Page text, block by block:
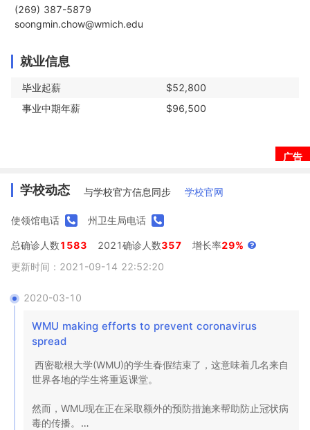
soongmin.chow@wmich.edu
就业信息
毕业起薪
$52,800
事业中期年薪
$96,500
广告
学校动态 与学校官方信息同步 学校官网
使领馆电话 州卫生局电话
总确诊人数1583 2021确诊人数357 增长率29%
更新时间：2021-09-14 22:52:20
2020-03-10
WMU making efforts to prevent coronavirus
spread
西密歇根大学(WMU)的学生春假结束了，这意味着几名来自
世界各地的学生将重返课堂。
然而，WMU现在正在采取额外的预防措施来帮助防止冠状病
毒的传播。